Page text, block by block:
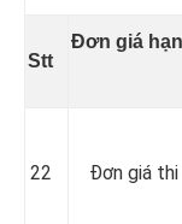
Stt
Đơn giá
22 Đơn giá